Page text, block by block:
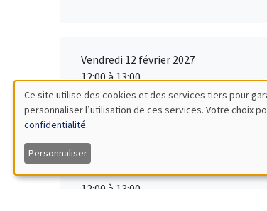
Vendredi 12 février 2027
12:00 à 13:00
Îlot Bernard du Bois
Vendredi 19 mars 2027
12:00 à 13:00
Utilisation
des
données
Ce site utilise des cookies et des services tiers pour
personnaliser l’utilisation de ces services. Votre choix
confidentialité.
Personnaliser